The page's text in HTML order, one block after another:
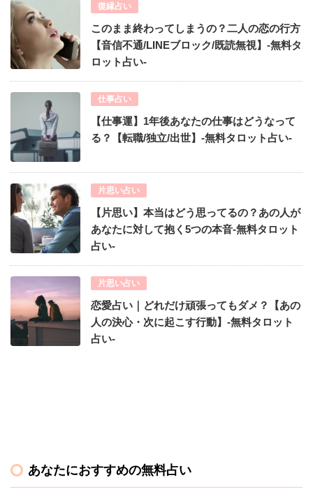
復縁占い
このまま終わってしまうの？二人の恋の行方
【音信不通/LINEブロック/既読無視】-無料タ
ロット占い-
仕事占い
【仕事運】1年後あなたの仕事はどうなって
る？【転職/独立/出世】-無料タロット占い-
片思い占い
【片思い】本当はどう思ってるの？あの人が
あなたに対して抱く5つの本音-無料タロット
占い-
片思い占い
恋愛占い｜どれだけ頑張ってもダメ？【あの
人の決心・次に起こす行動】-無料タロット
占い-
あなたにおすすめの無料占い